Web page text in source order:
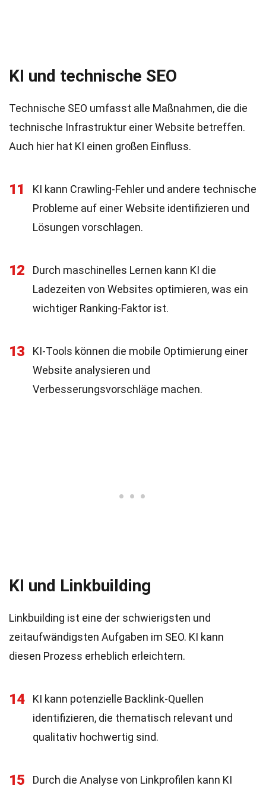
KI und technische SEO
Technische SEO umfasst alle Maßnahmen, die die
technische Infrastruktur einer Website betreffen.
Auch hier hat KI einen großen Einfluss.
11
KI kann Crawling-Fehler und andere technische
Probleme auf einer Website identifizieren und
Lösungen vorschlagen.
12
Durch maschinelles Lernen kann KI die
Ladezeiten von Websites optimieren, was ein
wichtiger Ranking-Faktor ist.
13
KI-Tools können die mobile Optimierung einer
Website analysieren und
Verbesserungsvorschläge machen.
KI und Linkbuilding
Linkbuilding ist eine der schwierigsten und
zeitaufwändigsten Aufgaben im SEO. KI kann
diesen Prozess erheblich erleichtern.
14
KI kann potenzielle Backlink-Quellen
identifizieren, die thematisch relevant und
qualitativ hochwertig sind.
15
Durch die Analyse von Linkprofilen kann KI